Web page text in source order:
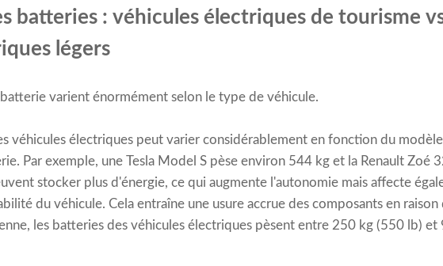
batteries : véhicules électriques de tourisme
légers
varient énormément selon le type de véhicule.
véhicules électriques peut varier considérablement en fonction du
Par exemple, une Tesla Model S pèse environ 544 kg et la Renault Zoé
stocker plus d'énergie, ce qui augmente l'autonomie mais affecte
du véhicule. Cela entraîne une usure accrue des composants en raison
les batteries des véhicules électriques pèsent entre 250 kg (550 lb) et